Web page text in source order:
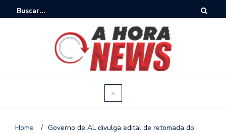
Home / Governo de AL divulga edital de retomada do